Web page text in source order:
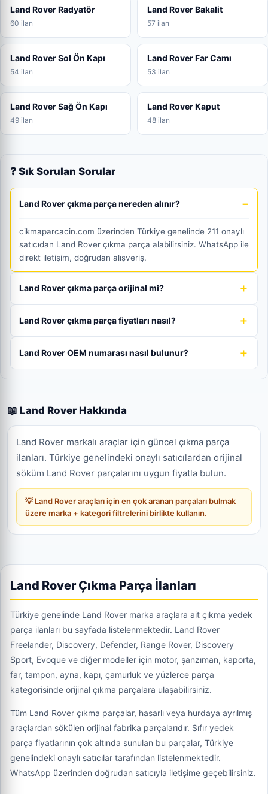
Land Rover Radyatör
60 ilan
Land Rover Bakalit
57 ilan
Land Rover Sol Ön Kapı
54 ilan
Land Rover Far Camı
53 ilan
Land Rover Sağ Ön Kapı
49 ilan
Land Rover Kaput
48 ilan
❓ Sık Sorulan Sorular
Land Rover çıkma parça nereden alınır?
cikmaparcacin.com üzerinden Türkiye genelinde 211 onaylı
satıcıdan Land Rover çıkma parça alabilirsiniz. WhatsApp ile
direkt iletişim, doğrudan alışveriş.
Land Rover çıkma parça orijinal mi?
Land Rover çıkma parça fiyatları nasıl?
Land Rover OEM numarası nasıl bulunur?
📖 Land Rover Hakkında
Land Rover markalı araçlar için güncel çıkma parça
ilanları. Türkiye genelindeki onaylı satıcılardan orijinal
söküm Land Rover parçalarını uygun fiyatla bulun.
💡 Land Rover araçları için en çok aranan parçaları bulmak
üzere marka + kategori filtrelerini birlikte kullanın.
Land Rover Çıkma Parça İlanları
Türkiye genelinde Land Rover marka araçlara ait çıkma yedek
parça ilanları bu sayfada listelenmektedir. Land Rover
Freelander, Discovery, Defender, Range Rover, Discovery
Sport, Evoque ve diğer modeller için motor, şanzıman, kaporta,
far, tampon, ayna, kapı, çamurluk ve yüzlerce parça
kategorisinde orijinal çıkma parçalara ulaşabilirsiniz.
Tüm Land Rover çıkma parçalar, hasarlı veya hurdaya ayrılmış
araçlardan sökülen orijinal fabrika parçalarıdır. Sıfır yedek
parça fiyatlarının çok altında sunulan bu parçalar, Türkiye
genelindeki onaylı satıcılar tarafından listelenmektedir.
WhatsApp üzerinden doğrudan satıcıyla iletişime geçebilirsiniz.